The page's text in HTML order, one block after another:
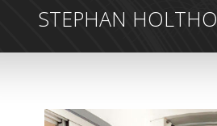
STEPHAN